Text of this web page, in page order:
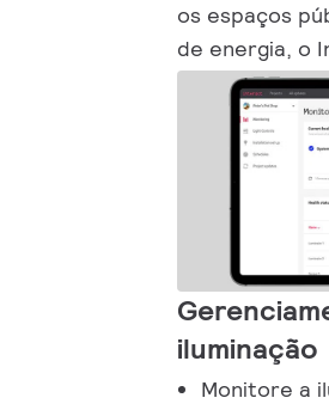
os espaços
de energia, o
iluminação
Monitore a